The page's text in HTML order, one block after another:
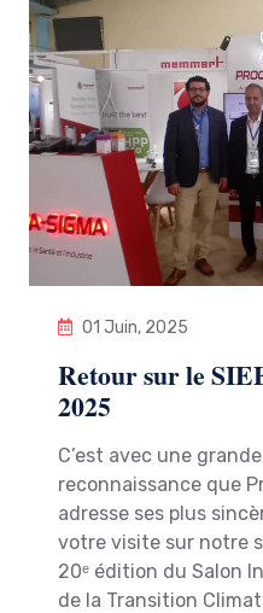
01 Juin, 2025
Retour sur le
2025
C’est avec une
reconnaissance que
adresse ses plus
votre visite sur notre
20ᵉ édition du Salon
de la Transition